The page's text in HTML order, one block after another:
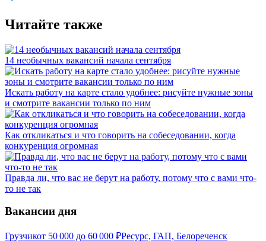
Читайте также
14 необычных вакансий начала сентября
Искать работу на карте стало удобнее: рисуйте нужные зоны
и смотрите вакансии только по ним
Как откликаться и что говорить на собеседовании, когда
конкуренция огромная
Правда ли, что вас не берут на работу, потому что с вами что-
то не так
Вакансии дня
Грузчикот 50 000 до 60 000 ₽Ресурс, ГАП, Белореченск